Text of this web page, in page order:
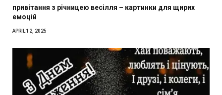
привітання з річницею весілля – картинки для щирих
емоцій
APRIL 12, 2025